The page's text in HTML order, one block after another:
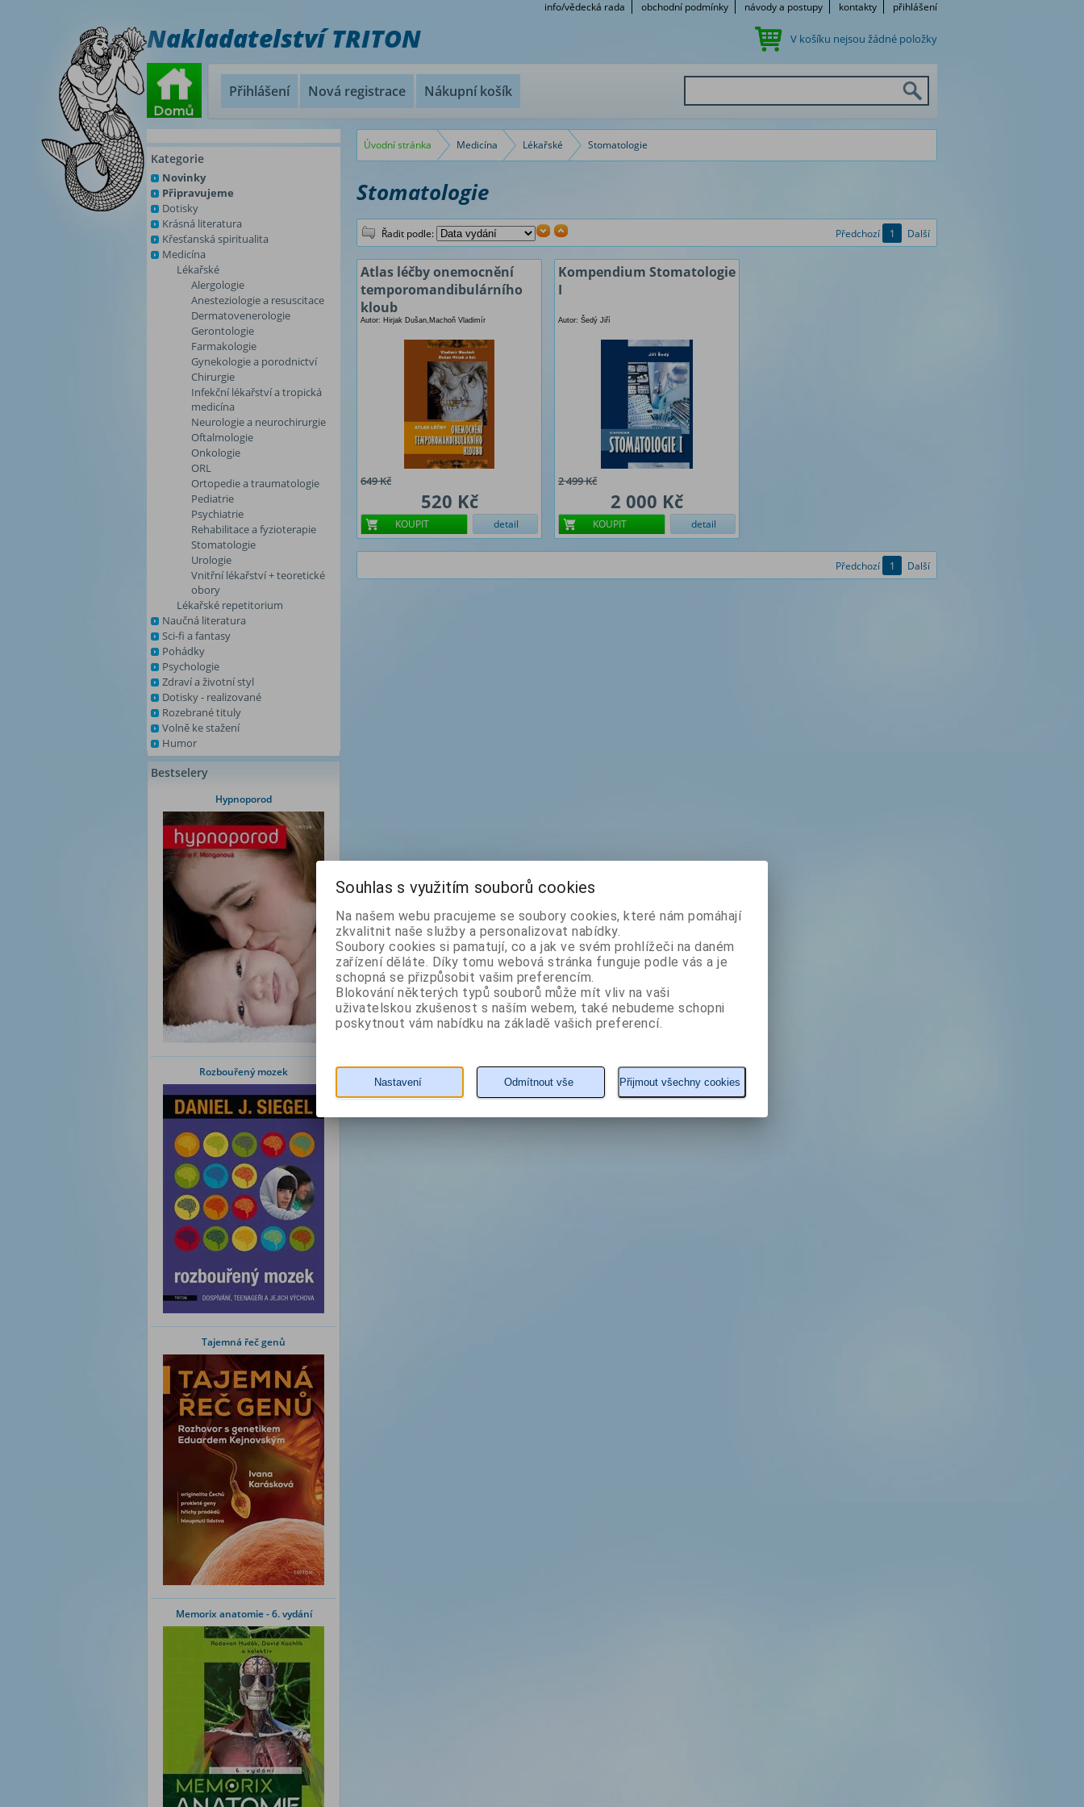
info/vědecká rada obchodní podmínky návody a postupy kontakty přihlášení
Nakladatelství TRITON V košíku nejsou žádné položky
Přihlášení Nová registrace Nákupní košík
Kategorie
Novinky
Připravujeme
Dotisky
Krásná literatura
Křesťanská spiritualita
Medicína
Lékařské
Alergologie
Anesteziologie a resuscitace
Dermatovenerologie
Gerontologie
Farmakologie
Gynekologie a porodnictví
Chirurgie
Infekční lékařství a tropická
medicína
Neurologie a neurochirurgie
Oftalmologie
Onkologie
ORL
Ortopedie a traumatologie
Pediatrie
Psychiatrie
Rehabilitace a fyzioterapie
Stomatologie
Urologie
Vnitřní lékařství + teoretické
obory
Lékařské repetitorium
Naučná literatura
Sci-fi a fantasy
Pohádky
Psychologie
Zdraví a životní styl
Dotisky - realizované
Rozebrané tituly
Volně ke stažení
Humor
Bestselery
Hypnoporod
Rozbouřený mozek
Tajemná řeč genů
Memorix anatomie - 6. vydání
Úvodní stránka Medicína Lékařské Stomatologie
Stomatologie
Řadit podle: Předchozí 1 Další
Atlas léčby onemocnění
temporomandibulárního
kloub
Autor: Hirjak Dušan,Machoň Vladimír
649 Kč
520 Kč
KOUPIT detail
Kompendium Stomatologie
I
Autor: Šedý Jiří
2 499 Kč
2 000 Kč
KOUPIT detail
Předchozí 1 Další
Souhlas s využitím souborů cookies
Na našem webu pracujeme se soubory cookies, které nám pomáhají
zkvalitnit naše služby a personalizovat nabídky.
Soubory cookies si pamatují, co a jak ve svém prohlížeči na daném
zařízení děláte. Díky tomu webová stránka funguje podle vás a je
schopná se přizpůsobit vašim preferencím.
Blokování některých typů souborů může mít vliv na vaši
uživatelskou zkušenost s naším webem, také nebudeme schopni
poskytnout vám nabídku na základě vašich preferencí.
Nastavení Odmítnout vše Přijmout všechny cookies